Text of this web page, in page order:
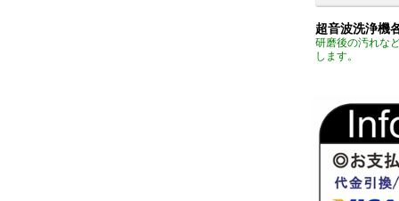
超音波洗浄機
研磨後の汚れな
します。